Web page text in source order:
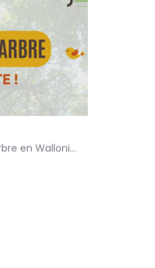
À l'occasion de la semaine de l'arbre en Wallonie, nous vous proposons l'annuelle distribution gratuite des…